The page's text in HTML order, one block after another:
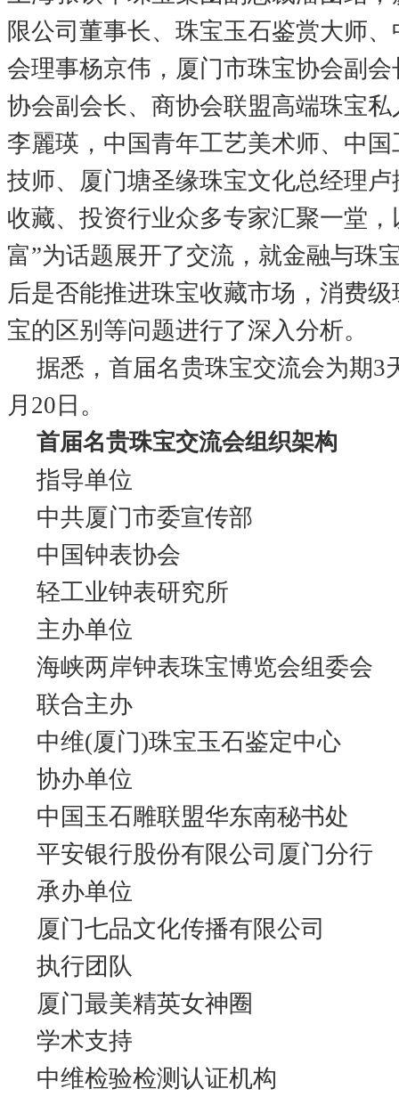
限公司董事长、珠宝玉石鉴赏大师
会理事杨京伟，厦门市珠宝协会副
协会副会长、商协会联盟高端珠宝
李麗瑛，中国青年工艺美术师、中
技师、厦门塘圣缘珠宝文化总经理
收藏、投资行业众多专家汇聚一堂
富”为话题展开了交流，就金融与珠
后是否能推进珠宝收藏市场，消费
宝的区别等问题进行了深入分析。
据悉，首届名贵珠宝交流会为期3
月20日。
首届名贵珠宝交流会组织架构
指导单位
中共厦门市委宣传部
中国钟表协会
轻工业钟表研究所
主办单位
海峡两岸钟表珠宝博览会组委会
联合主办
中维(厦门)珠宝玉石鉴定中心
协办单位
中国玉石雕联盟华东南秘书处
平安银行股份有限公司厦门分行
承办单位
厦门七品文化传播有限公司
执行团队
厦门最美精英女神圈
学术支持
中维检验检测认证机构